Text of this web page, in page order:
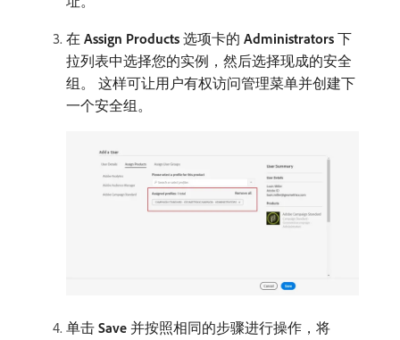
在 Assign Products 选项卡的 Administrators 下
拉列表中选择您的实例，然后选择现成的安全
组。 这样可让用户有权访问管理菜单并创建下
一个安全组。
单击 Save 并按照相同的步骤进行操作，将